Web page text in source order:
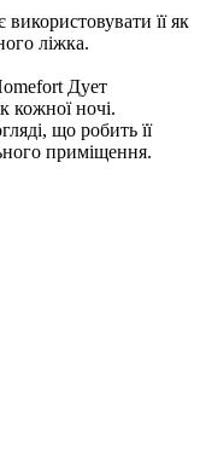
її як
ліжка.
Дует
кожної ночі.
що робить її
приміщення.